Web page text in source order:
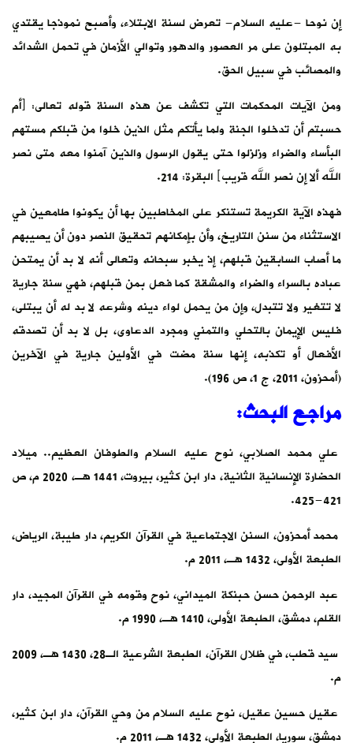
إن نوحا -عليه السلام- تعرض لسنة الابتلاء، وأصبح نموذجا يقتدي
به المبتلون على مر العصور والدهور وتوالي الأزمان في تحمل الشدائد
والمصائب في سبيل الحق.
ومن الآيات المحكمات التي تكشف عن هذه السنة قوله تعالى: ﴿أم
حسبتم أن تدخلوا الجنة ولما يأتكم مثل الذين خلوا من قبلكم مستهم
البأساء والضراء وزلزلوا حتى يقول الرسول والذين آمنوا معه متى نصر
الله ألا إن نصر الله قريب﴾ البقرة: 214.
فهذه الآية الكريمة تستنكر على المخاطبين بها أن يكونوا طامعين في
الاستثناء من سنن التاريخ، وأن بإمكانهم تحقيق النصر دون أن يصيبهم
ما أصاب السابقين قبلهم، إذ يخبر سبحانه وتعالى أنه لا بد أن يمتحن
عباده بالسراء والضراء والمشقة كما فعل بمن قبلهم، فهي سنة جارية
لا تتغير ولا تتبدل، وإن من يحمل لواء دينه وشرعه لا بد له أن يبتلى،
فليس الإيمان بالتحلي والتمني ومجرد الدعاوى، بل لا بد أن تصدقه
الأفعال أو تكذبه، إنها سنة مضت في الأولين جارية في الآخرين
(أمحزون، 2011، ج 1، ص 196).
مراجع البحث:
علي محمد الصلابي، نوح عليه السلام والطوفان العظيم.. ميلاد
الحضارة الإنسانية الثانية، دار ابن كثير، بيروت، 1441 هـ، 2020 م، ص
421-425.
محمد أمحزون، السنن الاجتماعية في القرآن الكريم، دار طيبة، الرياض،
الطبعة الأولى، 1432 هـ، 2011 م.
عبد الرحمن حسن حبنكة الميداني، نوح وقومه في القرآن المجيد، دار
القلم، دمشق، الطبعة الأولى، 1410 هـ، 1990 م.
سيد قطب، في ظلال القرآن، الطبعة الشرعية الـ28، 1430 هـ، 2009
م.
عقيل حسين عقيل، نوح عليه السلام من وحي القرآن، دار ابن كثير،
دمشق، سوريا، الطبعة الأولى، 1432 هـ، 2011 م.